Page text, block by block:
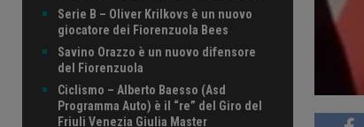
Serie B – Oliver Krilkovs è un nuovo
giocatore dei Fiorenzuola Bees
Savino Orazzo è un nuovo difensore
del Fiorenzuola
Ciclismo – Alberto Baesso (Asd
Programma Auto) è il “re” del Giro del
Friuli Venezia Giulia Master